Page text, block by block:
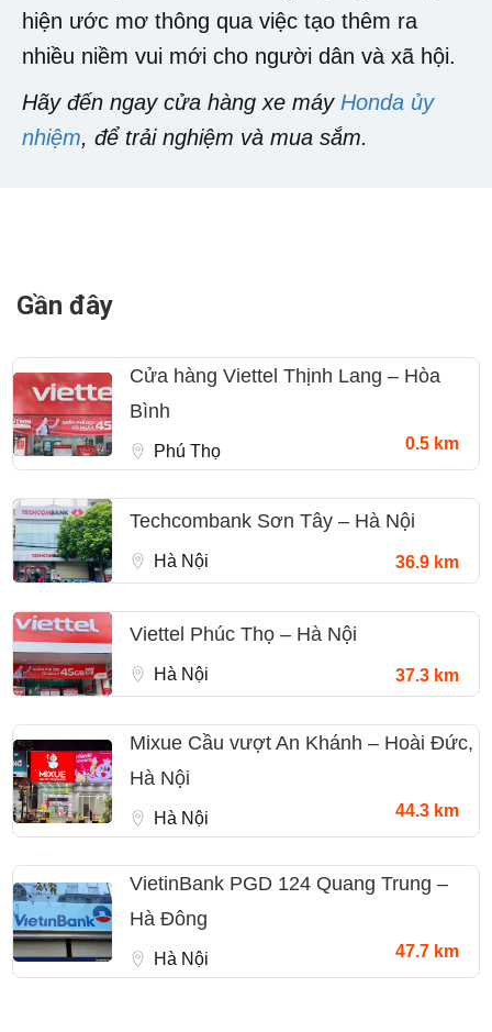
hiện ước mơ thông qua việc tạo thêm ra
nhiều niềm vui mới cho người dân và xã hội.
Hãy đến ngay cửa hàng xe máyHonda ủy
nhiệm, để trải nghiệm và mua sắm.
Gần đây
Cửa hàng Viettel Thịnh Lang – Hòa
Bình
Phú Thọ 0.5 km
Techcombank Sơn Tây – Hà Nội
Hà Nội 36.9 km
Viettel Phúc Thọ – Hà Nội
Hà Nội 37.3 km
Mixue Cầu vượt An Khánh – Hoài Đức,
Hà Nội
Hà Nội 44.3 km
VietinBank PGD 124 Quang Trung –
Hà Đông
Hà Nội 47.7 km